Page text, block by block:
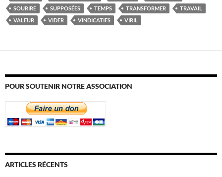
SOURIRE
SUPPOSÉES TEMPS TRANSFORMER
TRAVAIL
VALEUR
VIDER VINDICATIFS VIRIL
POUR SOUTENIR NOTRE ASSOCIATION
ARTICLES RÉCENTS